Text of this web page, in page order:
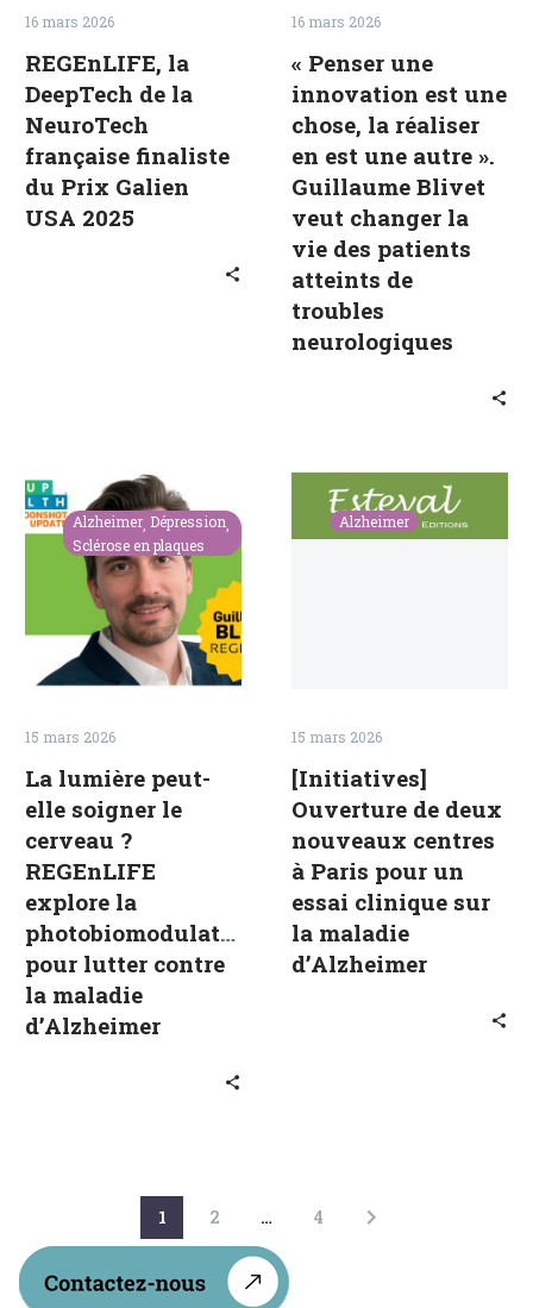
Galien
USA
2025
16 mars 2026
REGEnLIFE, la
DeepTech de la
NeuroTech
française finaliste
du Prix Galien
USA 2025
est
une
autre
».
Guillaume
Blivet
veut
changer
vie
troubles
16 mars 2026
« Penser une
innovation est une
chose, la réaliser
en est une autre ».
Guillaume Blivet
veut changer la
vie des patients
atteints de
troubles
neurologiques
La
lumière
peut-
elle
soigner
le
cerveau
la
photobiomodulation
lutter
contre
la
maladie
d’Alzheimer
Alzheimer Dépression
Sclérose en plaques
15 mars 2026
La lumière peut-
elle soigner le
cerveau ?
REGEnLIFE
explore la
photobiomodulation
pour lutter contre
la maladie
d’Alzheimer
[Initiatives]
Ouverture
de
essai
clinique
sur
la
maladie
d’Alzheimer
Alzheimer
15 mars 2026
[Initiatives]
Ouverture de deux
nouveaux centres
à Paris pour un
essai clinique sur
la maladie
d’Alzheimer
1 2 … 4